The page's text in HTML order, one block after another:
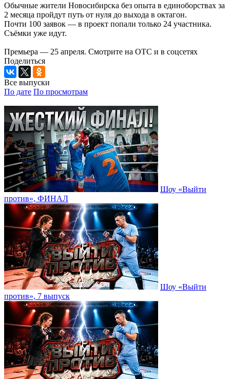
Обычные жители Новосибирска без опыта в единоборствах за
2 месяца пройдут путь от нуля до выхода в октагон.
Почти 100 заявок — в проект попали только 24 участника.
Съёмки уже идут.
Премьера — 25 апреля. Смотрите на ОТС и в соцсетях
Поделиться
Все выпуски
По дате По просмотрам
Шоу «Выйти
против», ФИНАЛ
Шоу «Выйти
против», 7 выпуск